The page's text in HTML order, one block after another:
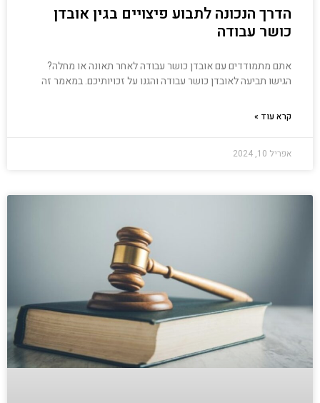
הדרך הנכונה לתבוע פיצויים בגין אובדן
כושר עבודה
אתם מתמודדים עם אובדן כושר עבודה לאחר תאונה או מחלה?
הגישו תביעה לאובדן כושר עבודה והגנו על זכויותיכם. במאמר זה
קרא עוד »
אפריל 10, 2024